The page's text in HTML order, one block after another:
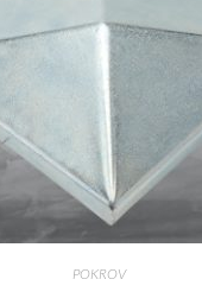
POKROV